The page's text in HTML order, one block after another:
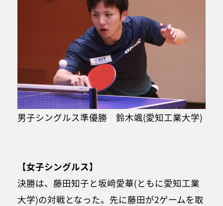
男子シングルス準優勝 鈴木颯(愛知工業大学)
【女子シングルス】
決勝は、藤田知子と坂﨑愛華(ともに愛知工業
大学)の対戦となった。先に藤田が2ゲームを取